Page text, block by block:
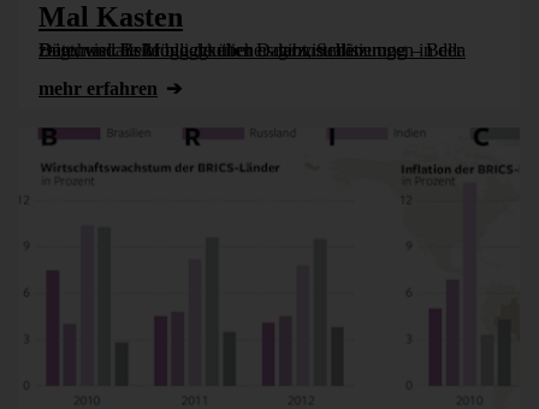
Mal Kasten
Bürohund Bella bloggt über Datenvisualisierung – Bella zeigt, welche Möglichkeiten es gibt, Schätzungen in der Datenvisualisierung deutlicher darzustellen.
mehr erfahren